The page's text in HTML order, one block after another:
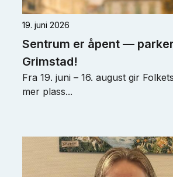
19. juni 2026
Sentrum er åpent —
Grimstad!
Fra 19. juni – 16. august gir
mer plass...